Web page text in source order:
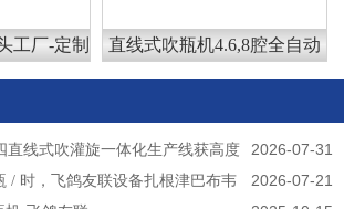
工厂-定制 直线式吹瓶机4.6,8腔全自动
2026-07-31
直线式吹灌旋一体化生产线获高度
2026-07-21
/ 时，飞鸽友联设备扎根津巴布韦